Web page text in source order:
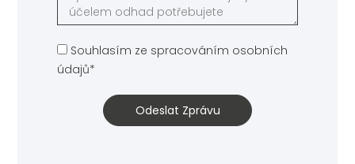
Souhlasím ze spracováním osobních
údajů*
Odeslat Zprávu